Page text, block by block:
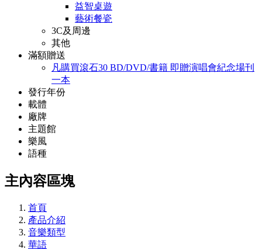
益智桌遊
藝術餐瓷
3C及周邊
其他
滿額贈送
凡購買滾石30 BD/DVD/書籍 即贈演唱會紀念場刊
一本
發行年份
載體
廠牌
主題館
樂風
語種
主內容區塊
首頁
產品介紹
音樂類型
華語